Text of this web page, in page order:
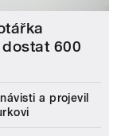
600
a projevil